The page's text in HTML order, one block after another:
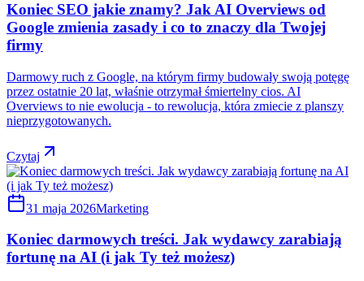
Koniec SEO jakie znamy? Jak AI Overviews od
Google zmienia zasady i co to znaczy dla Twojej
firmy
Darmowy ruch z Google, na którym firmy budowały swoją potęgę
przez ostatnie 20 lat, właśnie otrzymał śmiertelny cios. AI
Overviews to nie ewolucja - to rewolucja, która zmiecie z planszy
nieprzygotowanych.
Czytaj
31 maja 2026Marketing
Koniec darmowych treści. Jak wydawcy zarabiają
fortunę na AI (i jak Ty też możesz)